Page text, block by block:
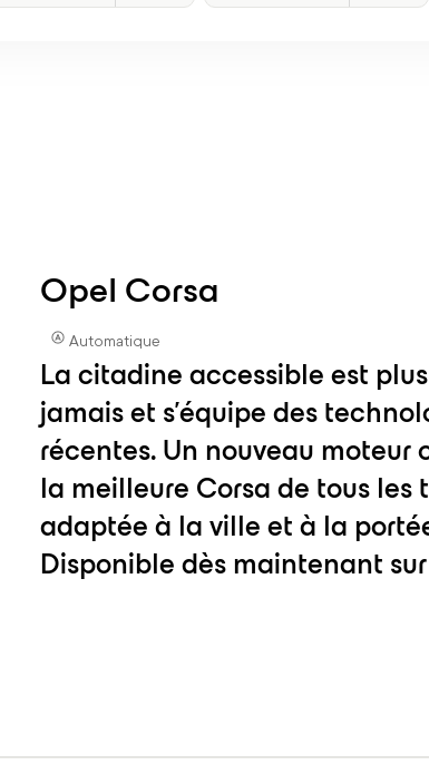
Opel Corsa
Automatique
La citadine accessible est
jamais et s'équipe des
récentes. Un nouveau moteur
la meilleure Corsa de tous les
adaptée à la ville et à la
Disponible dès maintenant